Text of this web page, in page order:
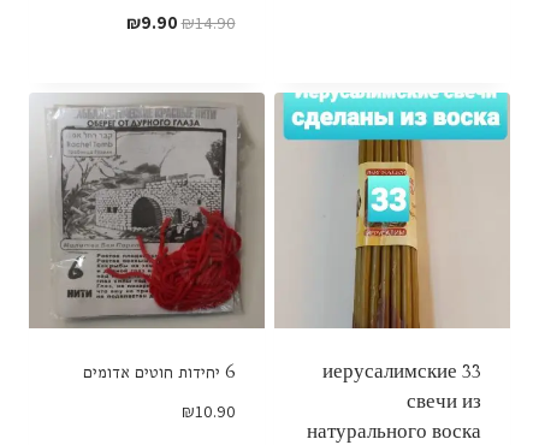
₪14.90
המחיר
₪14.90.
₪9.90 המחיר
₪9.90.
33 иерусалимские
свечи из
натурального воска
6 יחידות חוטים אדומים
₪10.90